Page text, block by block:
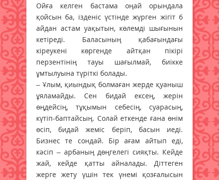
Ойға келген бастама оңай орындала
қойсын ба, ізденіс үстінде жүрген жігіт 6
айдан астам уақытын, көлемді шығынын
кетіреді. Баласының қабағындағы
кіреукені көргенде айтқан пікірі
перзентінің тауы шағылмай, биікке
ұмтылуына түріткі болады.
– Ұлым, қиындық болмаған жерде қуаныш
ұяламайды. Сен бидай ексең, жерін
өңдейсің, тұқымын себесің, суарасың,
күтіп-баптайсың. Солай еткенде ғана өнім
өсіп, бидай жеміс беріп, басын иеді.
Бизнес те сондай. Бір ағам айтып еді,
кәсіп – арбаның дөңгелегі сияқты. Кейде
жай, кейде қатты айналады. Діттеген
жерге жету үшін тек үнемі қозғалысын